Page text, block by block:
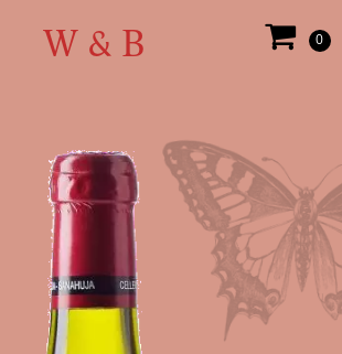
0
W & B